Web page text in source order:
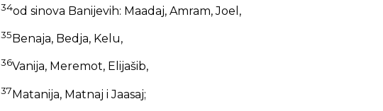
34od sinova Banijevih: Maadaj, Amram, Joel,
35 Benaja, Bedja, Kelu,
36Vanija, Meremot, Elijašib,
37Matanija, Matnaj i Jaasaj;